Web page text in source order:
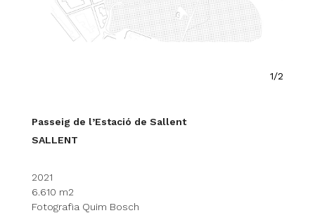
1/2
Passeig de l’Estació de Sallent
SALLENT
2021
6.610 m2
Fotografia Quim Bosch